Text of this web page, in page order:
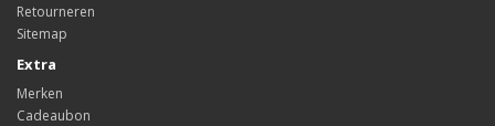
Retourneren
Sitemap
Extra
Merken
Cadeaubon